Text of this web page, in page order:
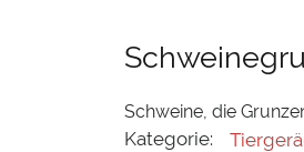
Schweine, die
Kategorie: